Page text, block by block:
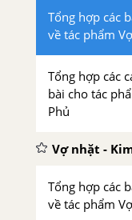
Tổng hợp các
về tác phẩm
Tổng hợp các
bài cho tác
Phủ
Vợ nhặt -
Tổng hợp các
về tác phẩm